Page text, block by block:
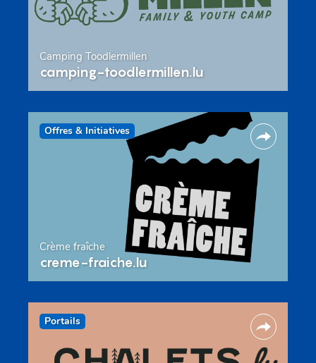
Camping Toodlermillen
camping-toodlermillen.lu
Offres & Initiatives
Crème fraîche
creme-fraiche.lu
Portails